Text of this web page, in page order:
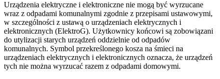
Urządzenia elektryczne i elektroniczne nie mogą być wyrzucane
wraz z odpadami komunalnymi zgodnie z przepisami ustawowymi,
w szczególności z ustawą o urządzeniach elektrycznych i
elektronicznych (ElektroG). Użytkownicy końcowi są zobowiązani
do utylizacji starych urządzeń oddzielnie od odpadów
komunalnych. Symbol przekreślonego kosza na śmieci na
urządzeniach elektrycznych i elektronicznych oznacza, że urządzeń
tych nie można wyrzucać razem z odpadami domowymi.